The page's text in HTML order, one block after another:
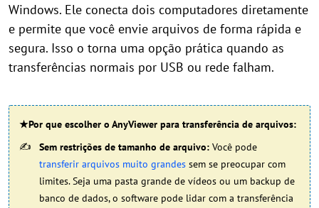
Windows. Ele conecta dois computadores diretamente
e permite que você envie arquivos de forma rápida e
segura. Isso o torna uma opção prática quando as
transferências normais por USB ou rede falham.
★Por que escolher o AnyViewer para transferência de arquivos:
Sem restrições de tamanho de arquivo: Você pode
transferir arquivos muito grandes sem se preocupar com
limites. Seja uma pasta grande de vídeos ou um backup de
banco de dados, o software pode lidar com a transferência